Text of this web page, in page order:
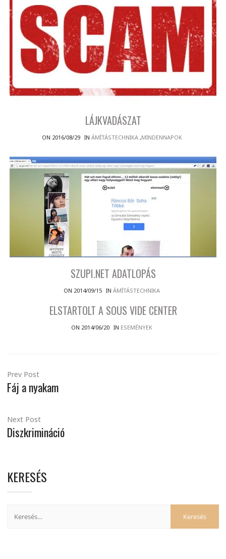
LÁJKVADÁSZAT
ON 2016/08/29 IN ÁMÍTÁSTECHNIKA,MINDENNAPOK
SZUPI.NET ADATLOPÁS
ON 2014/09/15 IN ÁMÍTÁSTECHNIKA
ELSTARTOLT A SOUS VIDE CENTER
ON 2014/06/20 IN ESEMÉNYEK
Prev Post
Fáj a nyakam
Next Post
Diszkrimináció
KERESÉS